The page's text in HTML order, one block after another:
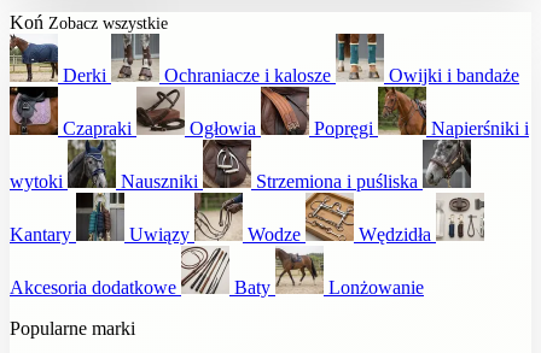
Koń Zobacz wszystkie
Derki Ochraniacze i kalosze Owijki i bandaże
Czapraki Ogłowia Popręgi Napierśniki i
wytoki Nauszniki Strzemiona i puśliska
Kantary Uwiązy Wodze Wędzidła
Akcesoria dodatkowe Baty
Lonżowanie
Popularne marki